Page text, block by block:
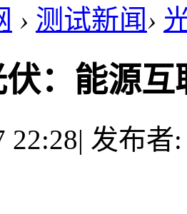
› 测试新闻›
：能源互
22:28| 发布者